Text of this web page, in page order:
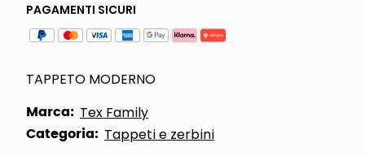
PAGAMENTI SICURI
TAPPETO MODERNO
Marca: Tex Family
Categoria: Tappeti e zerbini